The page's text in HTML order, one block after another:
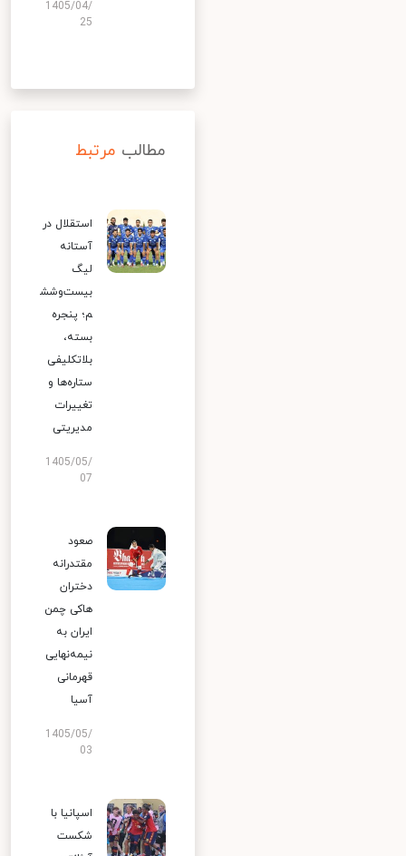
1405/04/
25
مطالب مرتبط
استقلال در
آستانه
لیگ
بیست‌وشش
م؛ پنجره
بسته،
بلاتکلیفی
ستاره‌ها و
تغییرات
مدیریتی
1405/05/
07
صعود
مقتدرانه
دختران
هاکی چمن
ایران به
نیمه‌نهایی
قهرمانی
آسیا
1405/05/
03
اسپانیا با
شکست